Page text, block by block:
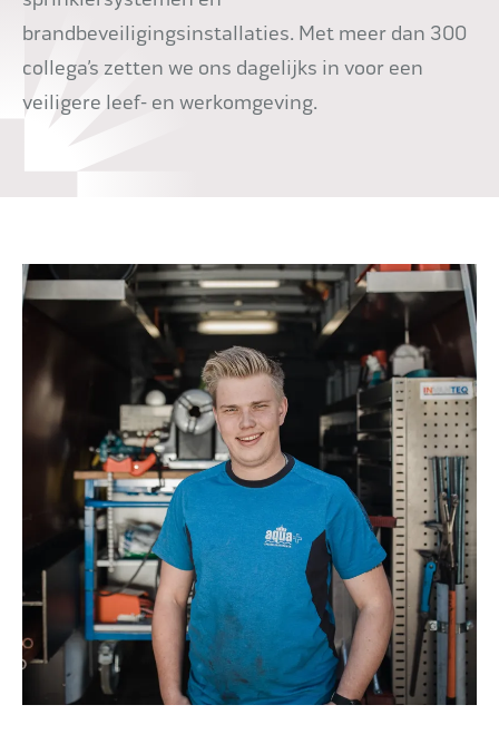
brandbeveiligingsinstallaties. Met meer dan 300
collega’s zetten we ons dagelijks in voor een
veiligere leef- en werkomgeving.